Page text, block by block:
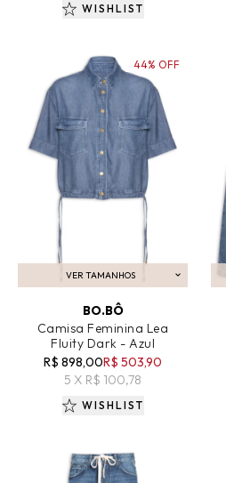
WISHLIST
VER TAMANHOS
ADICIONAR AO CARRINHO
BO.BÔ
Camisa Feminina Lea
Fluity Dark - Azul
R$ 898,00R$ 503,90
5 X R$ 100,78
44% OFF
WISHLIST